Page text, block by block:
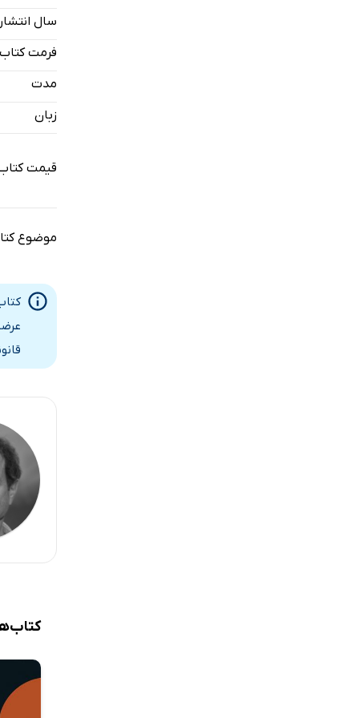
جهان
جهان
جهان
جهان
سال انتشار
فرمت کتاب
مدت
زبان
قیمت
موضوع